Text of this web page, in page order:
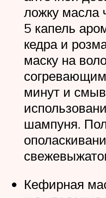
ложку масла
5 капель
кедра и
маску на
минут и
шампуня.
Кефирная